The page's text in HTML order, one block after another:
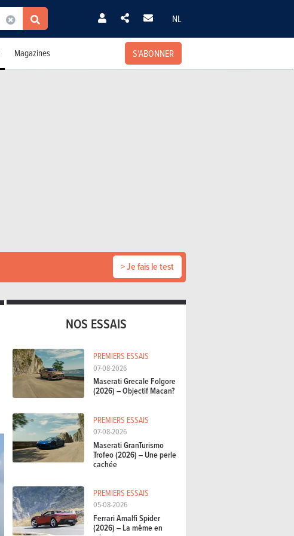
NL
Magazines S'ABONNER
> Je fais le test
NOS ESSAIS
PREMIERS ESSAIS
07-08-2026
Maserati Grecale Folgore
(2026) – Objectif Macan?
PREMIERS ESSAIS
07-08-2026
Maserati GranTurismo
Trofeo (2026) – Une perle
cachée
PREMIERS ESSAIS
05-08-2026
Ferrari Amalfi Spider
(2026) – La même en